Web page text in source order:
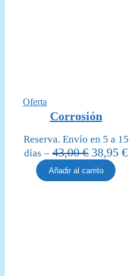
Oferta
en
oferta
Corrosión
Reserva. Envío en 5 a 15
días – 43,00€ El
precio
original
38,95 €El
Añadir al carrito